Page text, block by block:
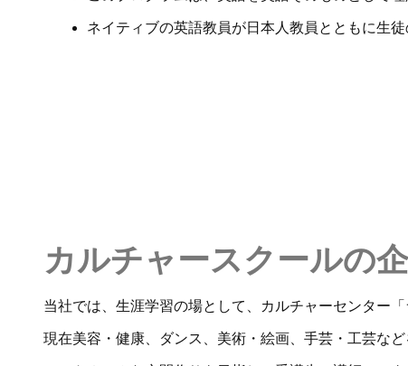
ネイティブの英語教員が日本人教員とともに生
カルチャースクールの企
当社では、生涯学習の場として、カルチャーセンター
現在美容・健康、ダンス、美術・絵画、手芸・工芸な